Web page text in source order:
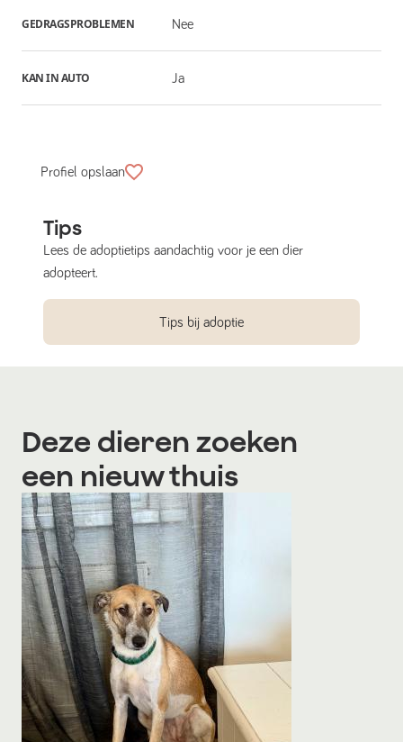
GEDRAGSPROBLEMEN Nee
KAN IN AUTO Ja
Profiel opslaan
Tips
Lees de adoptietips aandachtig voor je een dier
adopteert.
Tips bij adoptie
Deze dieren zoeken
een nieuw thuis